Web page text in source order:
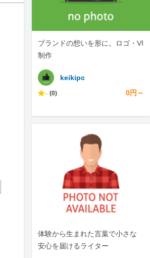
ブランドの想いを形に。ロゴ・VI
制作
keikipc
- (0) 0円～
体験から生まれた言葉で小さな
安心を届けるライター